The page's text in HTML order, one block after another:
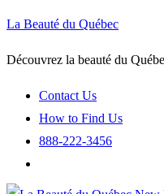
La Beauté du Québec
Découvrez la beauté du
Contact Us
How to Find Us
888-222-3456